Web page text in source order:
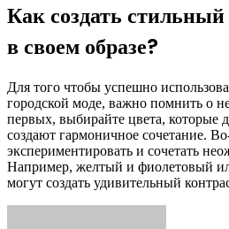
Как создать
в своем образе?
Для того чтобы успешно
городской моде, важно помнить о
первых, выбирайте цвета, которые
создают гармоничное сочетание.
экспериментировать и сочетать
Например, желтый и фиолетовый
могут создать удивительный